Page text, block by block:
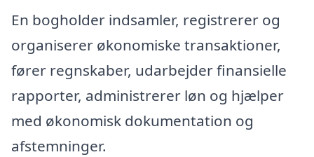
En bogholder indsamler, registrerer og
organiserer økonomiske transaktioner,
fører regnskaber, udarbejder finansielle
rapporter, administrerer løn og hjælper
med økonomisk dokumentation og
afstemninger.